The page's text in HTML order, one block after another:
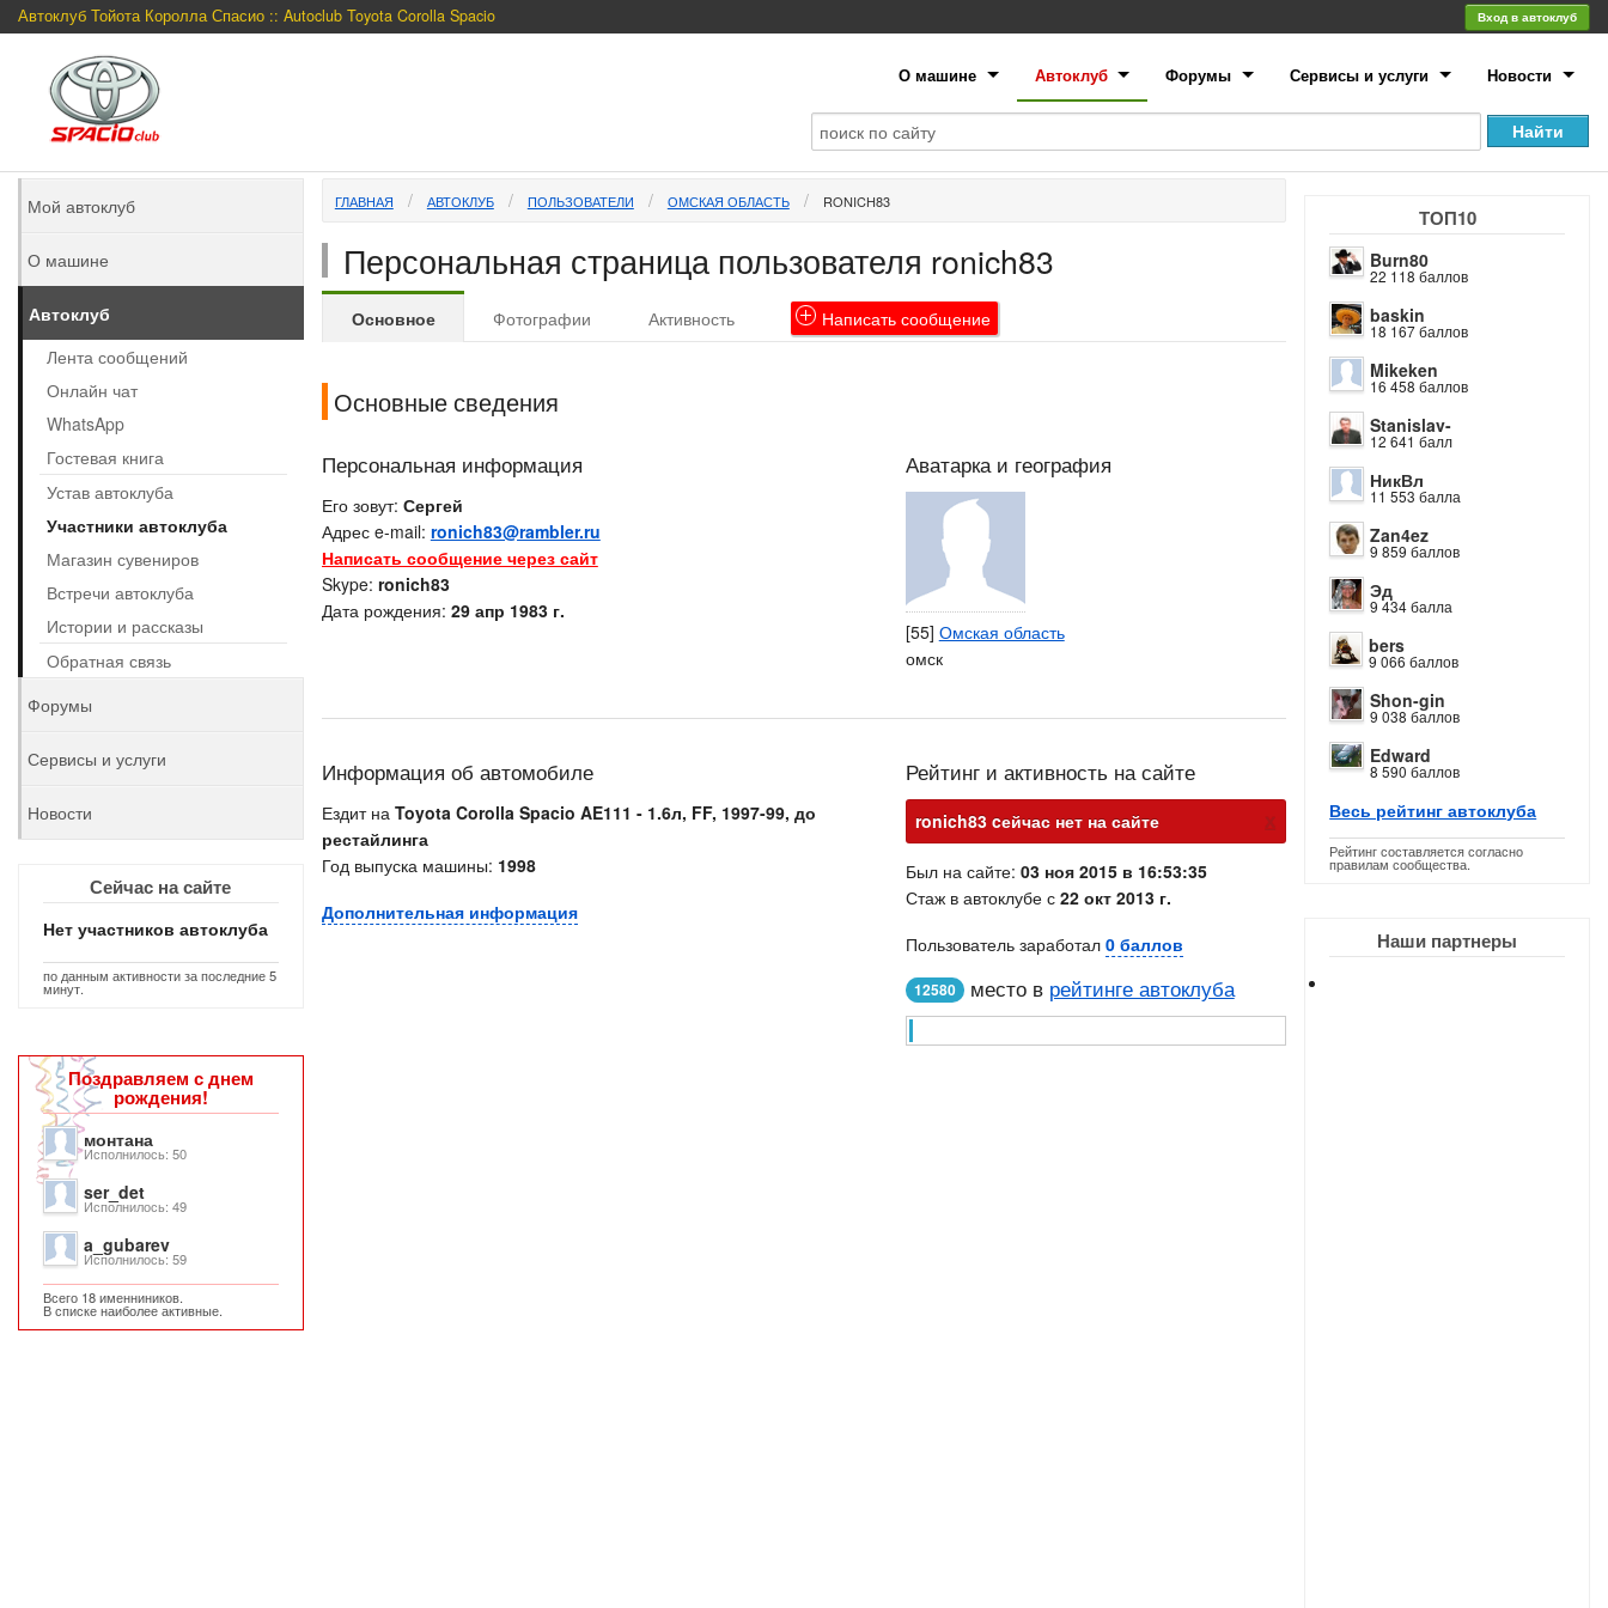
Автоклуб Тойота Королла Спасио :: Autoclub Toyota Corolla Spacio Вход в автоклуб
О машине Автоклуб Форумы Сервисы и услуги Новости
ТОП10
Burn80
22 118 баллов
baskin
18 167 баллов
Mikeken
16 458 баллов
Stanislav-
12 641 балл
НикВл
11 553 балла
Zan4ez
9 859 баллов
Эд
9 434 балла
bers
9 066 баллов
Shon-gin
9 038 баллов
Edward
8 590 баллов
Весь рейтинг автоклуба
Рейтинг составляется согласно
правилам сообщества.
Наши партнеры
ГЛАВНАЯ АВТОКЛУБ ПОЛЬЗОВАТЕЛИ ОМСКАЯ ОБЛАСТЬ RONICH83
Персональная страница пользователя ronich83
Основное Фотографии Активность Написатьсообщение
Основные сведения
Персональная информация
Его зовут: Сергей
Адрес e-mail: ronich83@rambler.ru
Написать сообщение через сайт
Skype: ronich83
Дата рождения: 29 апр 1983 г.
Аватарка и география
[55] Омская область
омск
Информация об автомобиле
Ездит на Toyota Corolla Spacio AE111 - 1.6л, FF, 1997-99, до
рестайлинга
Год выпуска машины: 1998
Дополнительная информация
Рейтинг и активность на сайте
ronich83 cейчас нет на сайте х
Был на сайте: 03 ноя 2015 в 16:53:35
Стаж в автоклубе с 22 окт 2013 г.
Пользователь заработал 0 баллов
12580 место в рейтинге автоклуба
Мой автоклуб
О машине
Автоклуб
Лента сообщений
Онлайн чат
WhatsApp
Гостевая книга
Устав автоклуба
Участники автоклуба
Магазин сувениров
Встречи автоклуба
Истории и рассказы
Обратная связь
Форумы
Сервисы и услуги
Новости
Сейчас на сайте
Нет участников автоклуба
по данным активности за последние 5
минут.
Поздравляем с днем
рождения!
монтана
Исполнилось: 50
ser_det
Исполнилось: 49
a_gubarev
Исполнилось: 59
Всего 18 именниников.
В списке наиболее активные.